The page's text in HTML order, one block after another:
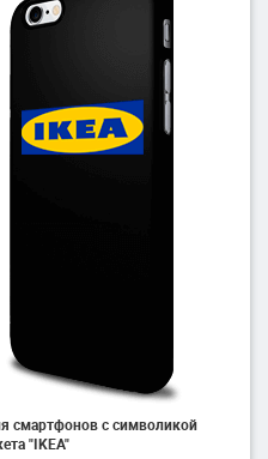
фото, полноцветных изображений
тканях, картоне, пластике
дизайна с использованием
флуоресцентные краски, пуфф,
смартфонов с символикой
"IKEA"